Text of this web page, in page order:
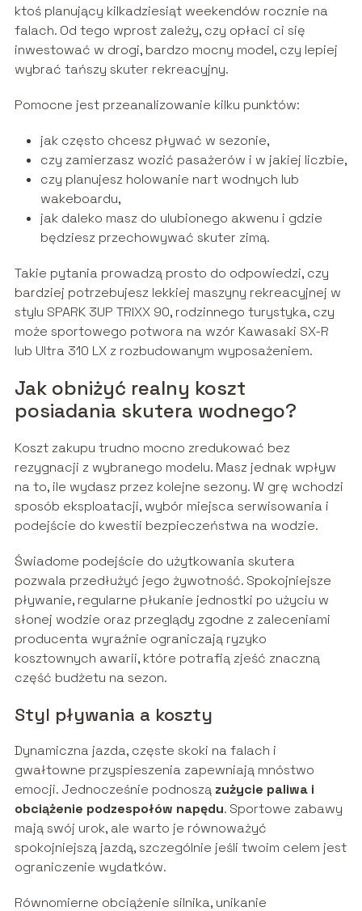
ktoś planujący kilkadziesiąt weekendów rocznie na
falach. Od tego wprost zależy, czy opłaci ci się
inwestować w drogi, bardzo mocny model, czy lepiej
wybrać tańszy skuter rekreacyjny.
Pomocne jest przeanalizowanie kilku punktów:
jak często chcesz pływać w sezonie,
czy zamierzasz wozić pasażerów i w jakiej liczbie,
czy planujesz holowanie nart wodnych lub
wakeboardu,
jak daleko masz do ulubionego akwenu i gdzie
będziesz przechowywać skuter zimą.
Takie pytania prowadzą prosto do odpowiedzi, czy
bardziej potrzebujesz lekkiej maszyny rekreacyjnej w
stylu SPARK 3UP TRIXX 90, rodzinnego turystyka, czy
może sportowego potwora na wzór Kawasaki SX-R
lub Ultra 310 LX z rozbudowanym wyposażeniem.
Jak obniżyć realny koszt
posiadania skutera wodnego?
Koszt zakupu trudno mocno zredukować bez
rezygnacji z wybranego modelu. Masz jednak wpływ
na to, ile wydasz przez kolejne sezony. W grę wchodzi
sposób eksploatacji, wybór miejsca serwisowania i
podejście do kwestii bezpieczeństwa na wodzie.
Świadome podejście do użytkowania skutera
pozwala przedłużyć jego żywotność. Spokojniejsze
pływanie, regularne płukanie jednostki po użyciu w
słonej wodzie oraz przeglądy zgodne z zaleceniami
producenta wyraźnie ograniczają ryzyko
kosztownych awarii, które potrafią zjeść znaczną
część budżetu na sezon.
Styl pływania a koszty
Dynamiczna jazda, częste skoki na falach i
gwałtowne przyspieszenia zapewniają mnóstwo
emocji. Jednocześnie podnoszą zużycie paliwa i
obciążenie podzespołów napędu. Sportowe zabawy
mają swój urok, ale warto je równoważyć
spokojniejszą jazdą, szczególnie jeśli twoim celem jest
ograniczenie wydatków.
Równomierne obciążenie silnika, unikanie